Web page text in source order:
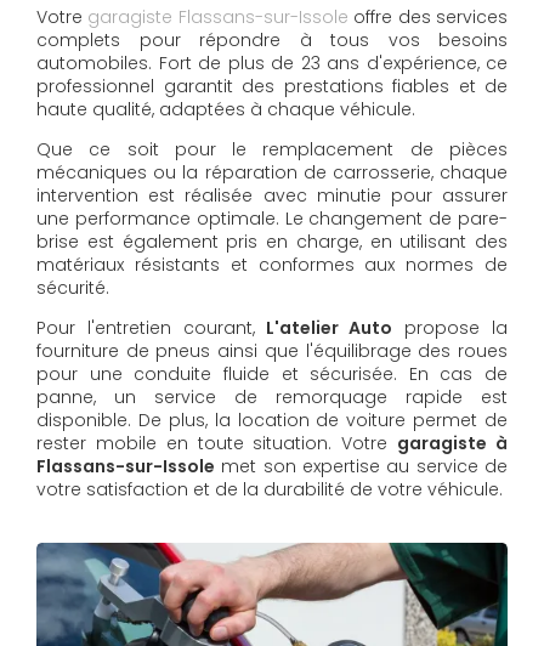
Votre garagiste Flassans-sur-Issole offre des services
complets pour répondre à tous vos besoins
automobiles. Fort de plus de 23 ans d'expérience, ce
professionnel garantit des prestations fiables et de
haute qualité, adaptées à chaque véhicule.
Que ce soit pour le remplacement de pièces
mécaniques ou la réparation de carrosserie, chaque
intervention est réalisée avec minutie pour assurer
une performance optimale. Le changement de pare-
brise est également pris en charge, en utilisant des
matériaux résistants et conformes aux normes de
sécurité.
Pour l'entretien courant,L'atelier Auto propose la
fourniture de pneus ainsi que l'équilibrage des roues
pour une conduite fluide et sécurisée. En cas de
panne, un service de remorquage rapide est
disponible. De plus, la location de voiture permet de
rester mobile en toute situation. Votre garagiste à
Flassans-sur-Issole met son expertise au service de
votre satisfaction et de la durabilité de votre véhicule.